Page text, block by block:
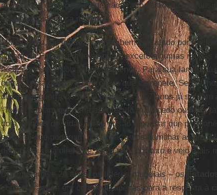
mundo que existimos e que não era mais aceitável
situação que nunca mudaria”.
Muhammad, de trinta anos, também contatado por
nosul da Faixa sem levar nada, exceto algumas roupas
noite com seus dois filhos pequenos. Para sua família,
outras, esta guerra é um roteiro que se repete. Seus
durante a guerra de 2014, mas aos 5 e 7 anos já
“Todos sabiam que teria acontecido mais cedo ou mais
dois milhões de vidas numa prisão e pensar que
sempre, que poderiam continuar a nos humilhar assim.
desta vez será diferente. Olho para o futuro e vejo mais
Durante quase 20 anos, os líderes mundiais – os
contentaram-se em contribuir apenas para a resposta à